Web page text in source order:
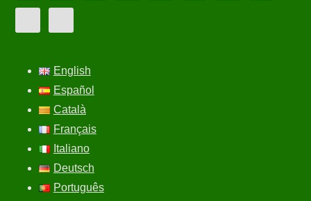
English
Español
Català
Français
Italiano
Deutsch
Português